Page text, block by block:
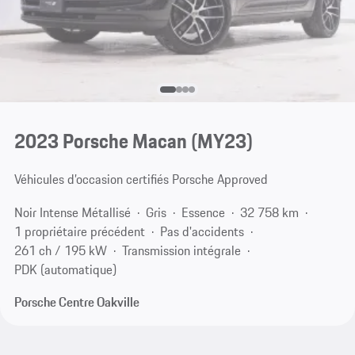
2023 Porsche Macan (MY23)
Véhicules d’occasion certifiés Porsche Approved
Noir Intense Métallisé
Gris Essence
32 758 km
1 propriétaire précédent
Pas d'accidents
261 ch / 195 kW
Transmission intégrale
PDK (automatique)
Porsche Centre Oakville